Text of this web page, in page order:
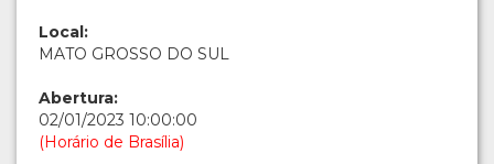
Local:
MATO GROSSO DO SUL
Abertura:
02/01/2023 10:00:00
(Horário de Brasília)